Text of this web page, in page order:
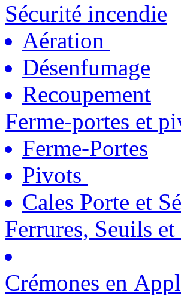
Sécurité incendie
Aération
Désenfumage
Recoupement
Ferme-portes et
Ferme-Portes
Pivots
Cales Porte et
Ferrures, Seuils
Crémones en